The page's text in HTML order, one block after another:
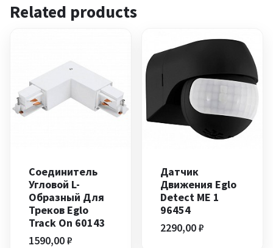
Related products
Соединитель
Угловой L-
Образный Для
Треков Eglo
Track On 60143
1590,00₽
Датчик
Движения Eglo
Detect ME 1
96454
2290,00₽